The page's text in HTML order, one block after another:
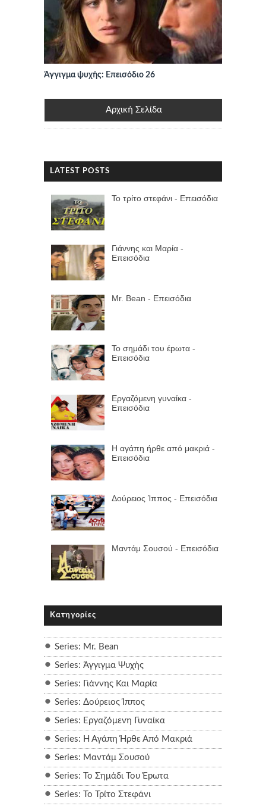
Άγγιγμα ψυχής: Επεισόδιο 26
Αρχική Σελίδα
LATEST POSTS
Το τρίτο στεφάνι - Επεισόδια
Γιάννης και Μαρία -
Επεισόδια
Mr. Bean - Επεισόδια
Το σημάδι του έpωτα -
Επεισόδια
Εργαζόμενη γυναίκα -
Επεισόδια
Η αγάπη ήρθε από μακριά -
Επεισόδια
Δούρειος Ίππος - Επεισόδια
Μαντάμ Σουσού - Επεισόδια
Κατηγορίες
Series: Mr. Bean
Series: Άγγιγμα Ψυχής
Series: Γιάννης Και Μαρία
Series: Δούρειος Ίππος
Series: Εργαζόμενη Γυναίκα
Series: Η Αγάπη Ήρθε Από Μακριά
Series: Μαντάμ Σουσού
Series: Το Σημάδι Του Έpωτα
Series: Το Τρίτο Στεφάνι